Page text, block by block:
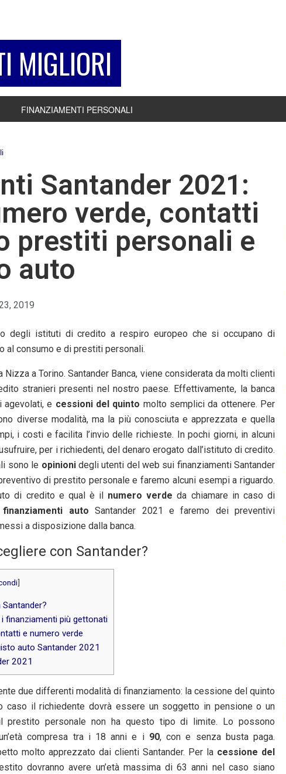
MIGLIORI
FINANZIAMENTI PERSONALI
Santander 2021:
verde, contatti
prestiti personali e
auto
2019
degli istituti di credito a respiro europeo che si occupano di
al consumo e di prestiti personali.
a Torino. Santander Banca, viene considerata da molti clienti
stranieri presenti nel nostro paese. Effettivamente, la banca
agevolati, e cessioni del quinto molto semplici da ottenere. Per
diverse modalità, ma la più conosciuta e apprezzata e quella
i costi e facilita l’invio delle richieste. In pochi giorni, in alcuni
per i richiedenti, del denaro erogato dall’istituto di credito.
sono le opinionidegli utenti del web sui finanziamenti Santander
di prestito personale e faremo alcuni esempi a riguardo.
di credito e qual è il numero verde da chiamare in caso di
finanziamenti autoSantander 2021 e faremo dei preventivi
a disposizione dalla banca.
con Santander?
]
finanziamenti più gettonati
e numero verde
auto Santander 2021
2021
due differenti modalità di finanziamento: la cessione del quinto
caso il richiedente dovrà essere un soggetto in pensione o un
prestito personale non ha questo tipo di limite. Lo possono
compresa tra i 18 anni e i90, con e senza busta paga.
molto apprezzato dai clienti Santander. Per la cessione del
dovranno avere un’età massima di 63 anni nel caso siano